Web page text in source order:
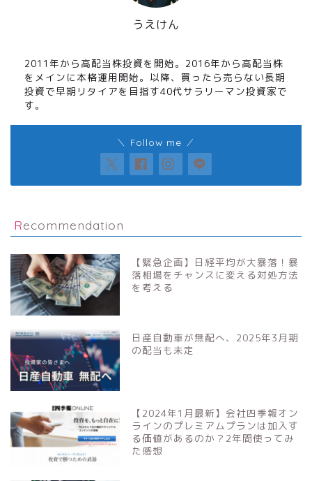
うえけん
2011年から高配当株投資を開始。2016年から高配当株
をメインに本格運用開始。以降、買ったら売らない長期
投資で早期リタイアを目指す40代サラリーマン投資家で
す。
＼ Follow me ／
Recommendation
【緊急企画】日経平均が大暴落！暴
落相場をチャンスに変える対処方法
を考える
日産自動車が無配へ、2025年3月期
の配当も未定
【2024年1月最新】会社四季報オン
ラインのプレミアムプランは加入す
る価値があるのか？2年間使ってみ
た感想